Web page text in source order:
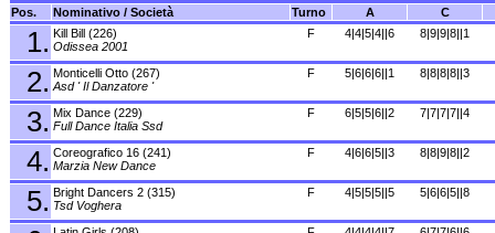
Pos. Nominativo / Società Turno A C
1. Kill Bill (226)
Odissea 2001
F 4|4|5|4||6 8|9|9|8||1
2. Monticelli Otto (267)
Asd ' Il Danzatore '
F 5|6|6|6||1 8|8|8|8||3
3. Mix Dance (229)
Full Dance Italia Ssd
F 6|5|5|6||2 7|7|7|7||4
4. Coreografico 16 (241)
Marzia New Dance
F 4|6|6|5||3 8|8|9|8||2
5. Bright Dancers 2 (315)
Tsd Voghera
F 4|5|5|5||5 5|6|6|5||8